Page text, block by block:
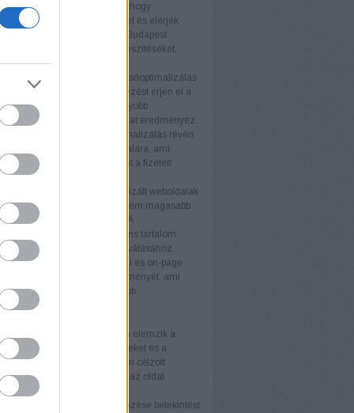
SEO stratégiákat igényelnek, hogy
növeljék online jelenlétüket és elérjék
A keresőoptimalizálás Budapest
támogatja ezeket az erőfeszítéseket.
keresőmotor rangsor
A keresőoptimalizálás
weboldala magasabb helyezést érjen el a
találati listáján. Ez nagyobb
és több organikus forgalmat eredményez.
A keresőoptimalizálás révén
látogató érkezik az oldalára, ami
költséghatékonyabb, mint a fizetett
Az optimalizált weboldalak
több látogatót vonzanak, hanem magasabb
arányt is eredményeznek. A
kialakítás és a releváns tartalom
a látogatók vásárlókká válásához.
élmény
A technikai és on-page
a weboldal felhasználói élményét, ami
látogatási időt és alacsonyabb
arányt eredményez.
Az SEO-auditok átfogóan elemzik a
állapotát, feltárva az erősségeket és a
területeket. Az auditok alapján célzott
végezhet, amelyek növelik az oldal
A versenytársak elemzése betekintést